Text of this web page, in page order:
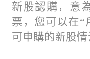
新股認購，意
票，您可以在“
可申購的新股情